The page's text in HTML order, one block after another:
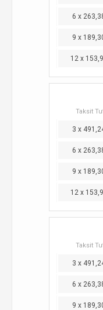
6 x
9 x
12 x
Taksit
3 x
6 x
9 x
12 x
Taksit
3 x
6 x
9 x